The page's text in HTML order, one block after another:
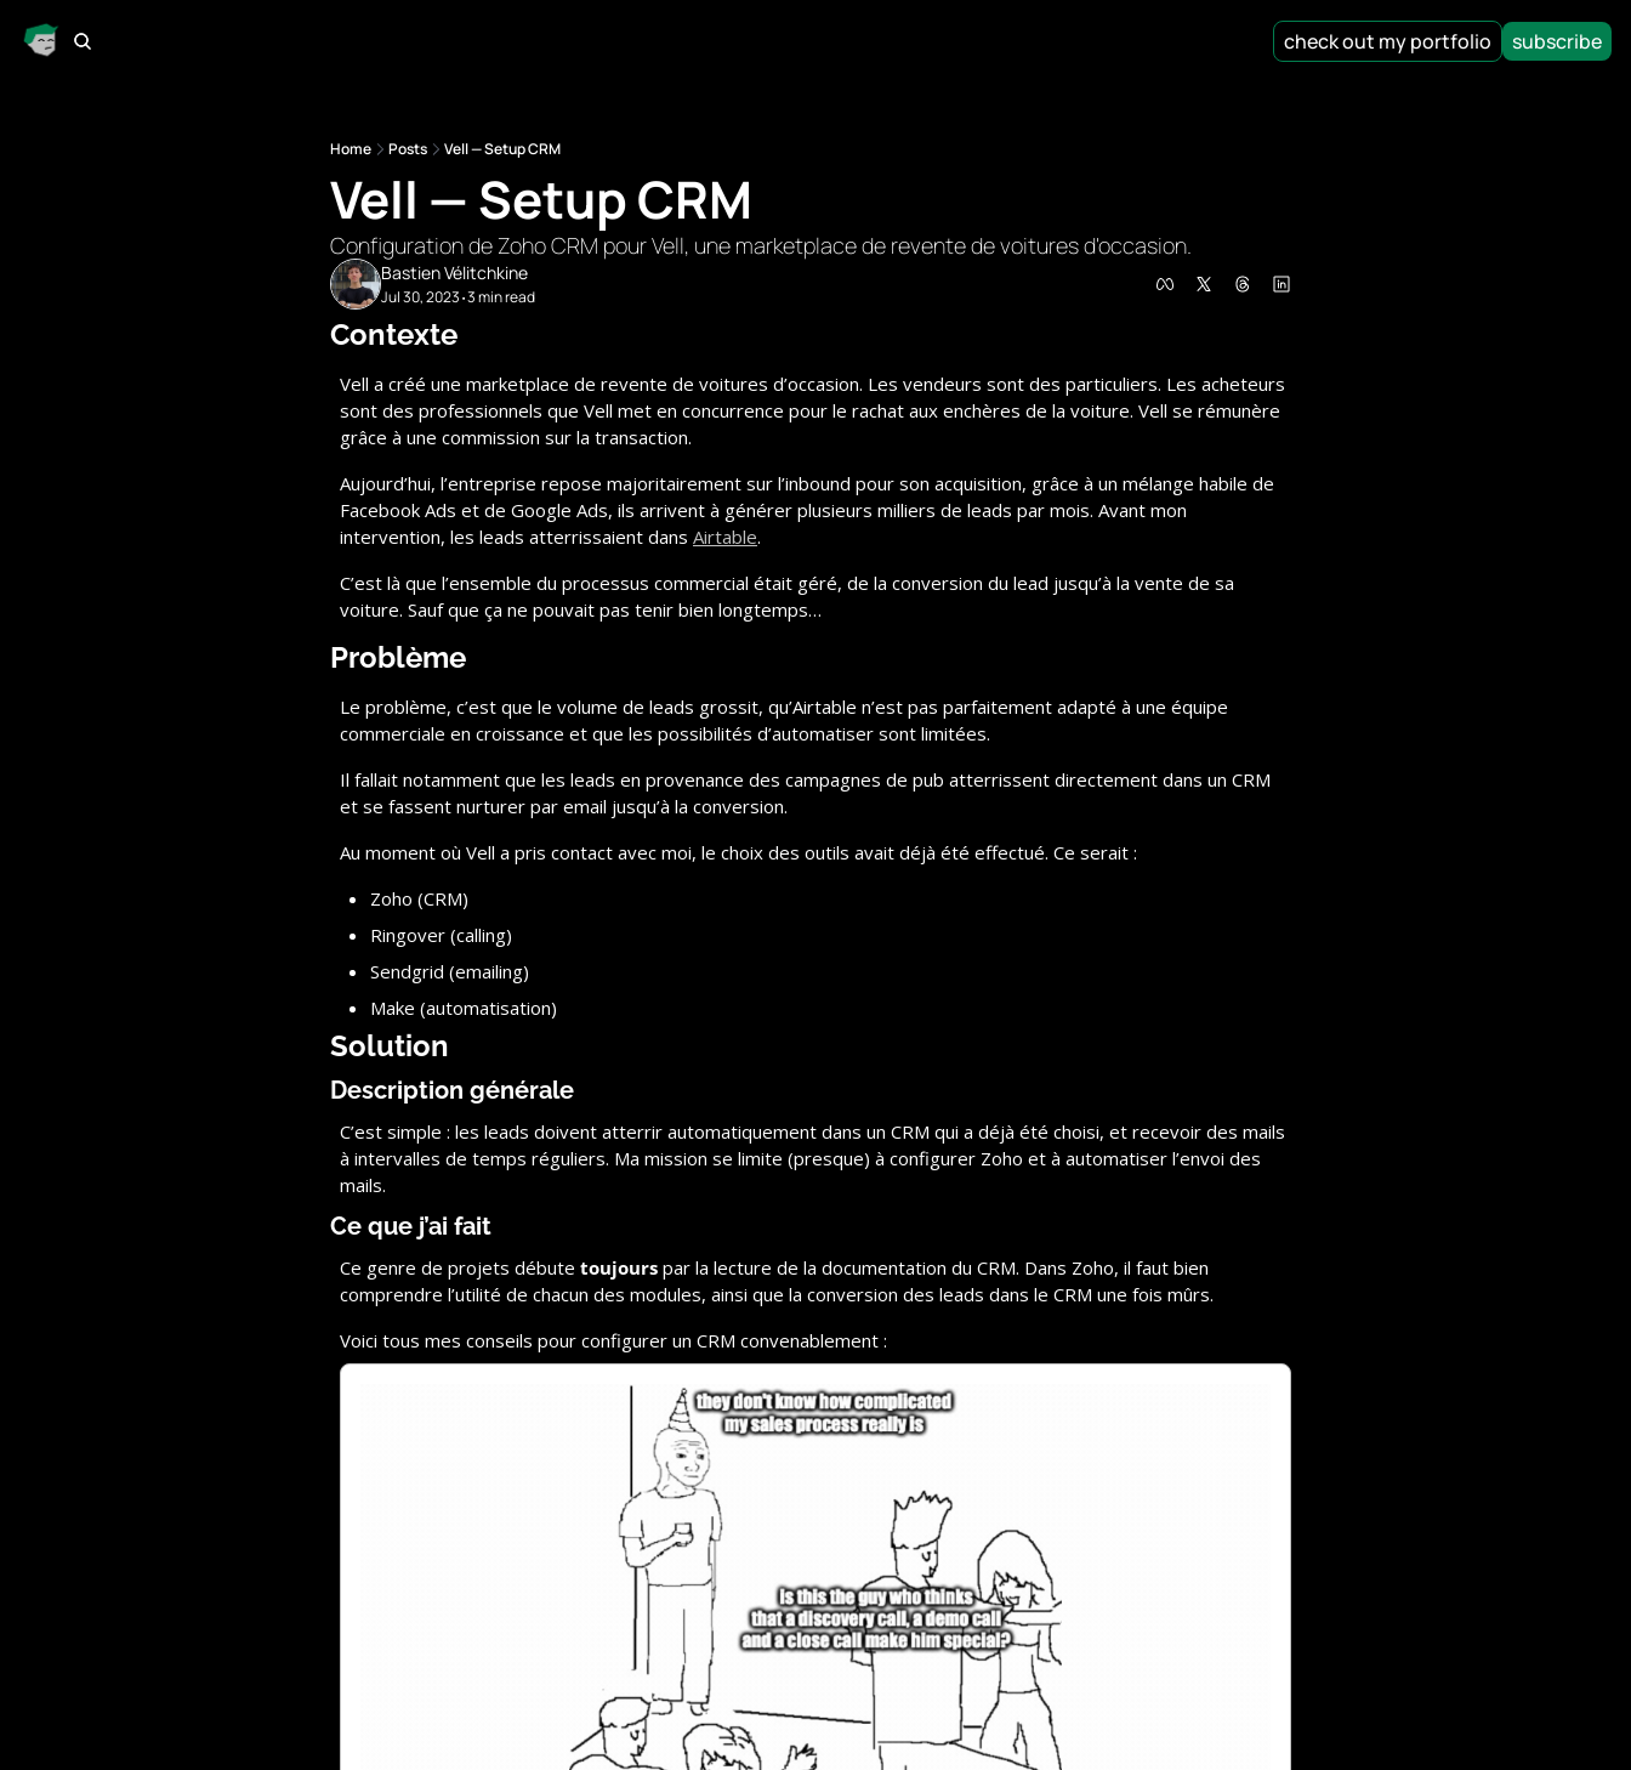
check out my portfolio subscribe
Home Posts Vell — Setup CRM
Vell — Setup CRM
Configuration de Zoho CRM pour Vell, une marketplace de revente de voitures d'occasion.
Bastien Vélitchkine
Jul 30, 2023 •3 min read
Contexte
Vell a créé une marketplace de revente de voitures d’occasion. Les vendeurs sont des particuliers. Les acheteurs
sont des professionnels que Vell met en concurrence pour le rachat aux enchères de la voiture. Vell se rémunère
grâce à une commission sur la transaction.
Aujourd’hui, l’entreprise repose majoritairement sur l’inbound pour son acquisition, grâce à un mélange habile de
Facebook Ads et de Google Ads, ils arrivent à générer plusieurs milliers de leads par mois. Avant mon
intervention, les leads atterrissaient dans Airtable.
C’est là que l’ensemble du processus commercial était géré, de la conversion du lead jusqu’à la vente de sa
voiture. Sauf que ça ne pouvait pas tenir bien longtemps…
Problème
Le problème, c’est que le volume de leads grossit, qu’Airtable n’est pas parfaitement adapté à une équipe
commerciale en croissance et que les possibilités d’automatiser sont limitées.
Il fallait notamment que les leads en provenance des campagnes de pub atterrissent directement dans un CRM
et se fassent nurturer par email jusqu’à la conversion.
Au moment où Vell a pris contact avec moi, le choix des outils avait déjà été effectué. Ce serait :
Zoho (CRM)
Ringover (calling)
Sendgrid (emailing)
Make (automatisation)
Solution
Description générale
C’est simple : les leads doivent atterrir automatiquement dans un CRM qui a déjà été choisi, et recevoir des mails
à intervalles de temps réguliers. Ma mission se limite (presque) à configurer Zoho et à automatiser l’envoi des
mails.
Ce que j’ai fait
Ce genre de projets débute toujours par la lecture de la documentation du CRM. Dans Zoho, il faut bien
comprendre l’utilité de chacun des modules, ainsi que la conversion des leads dans le CRM une fois mûrs.
Voici tous mes conseils pour configurer un CRM convenablement :